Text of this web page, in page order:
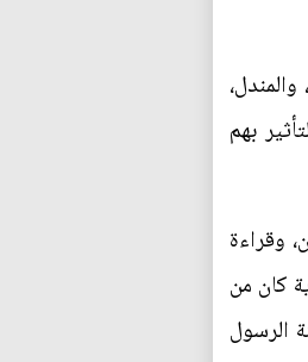
بهم
وقراءة
كان من
الرسول